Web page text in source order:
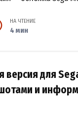
НА ЧТЕНИЕ
4 мин
версия для
и